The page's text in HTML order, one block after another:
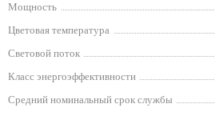
Мощность
Цветовая температура
Световой поток
Класс энергоэффективности
Средний номинальный срок службы